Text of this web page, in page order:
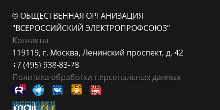
© ОБЩЕСТВЕННАЯ ОРГАНИЗАЦИЯ
"ВСЕРОССИЙСКИЙ ЭЛЕКТРОПРОФСОЮЗ"
Контакты
119119, г. Москва, Ленинский проспект, д. 42
+7 (495) 938-83-78
Политика обработки персональных данных
Данный веб-сайт использует cookie-
файлы в целях предоставления вам
лучшего пользовательского опыта на
нашем сайте. Продолжая использовать
данный сайт, вы соглашаетесь с